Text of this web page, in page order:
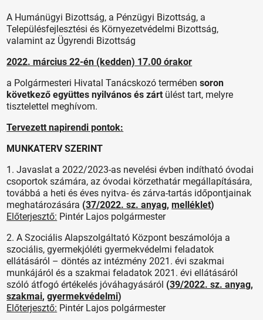
A Humánügyi Bizottság, a Pénzügyi Bizottság, a
Településfejlesztési és Környezetvédelmi Bizottság,
valamint az Ügyrendi Bizottság
2022. március 22-én (kedden) 17.00 órakor
a Polgármesteri Hivatal Tanácskozó termébensoron
következő együttes nyilvános és zárt ülést tart, melyre
tisztelettel meghívom.
Tervezett napirendi pontok:
MUNKATERV SZERINT
1. Javaslat a 2022/2023-as nevelési évben indítható óvodai
csoportok számára, az óvodai körzethatár megállapítására,
továbbá a heti és éves nyitva- és zárva-tartás időpontjainak
meghatározására (37/2022. sz. anyag,melléklet)
Előterjesztő: Pintér Lajos polgármester
2. A Szociális Alapszolgáltató Központ beszámolója a
szociális, gyermekjóléti gyermekvédelmi feladatok
ellátásáról – döntés az intézmény 2021. évi szakmai
munkájáról és a szakmai feladatok 2021. évi ellátásáról
szóló átfogó értékelés jóváhagyásáról (39/2022. sz. anyag,
szakmai,gyermekvédelmi)
Előterjesztő: Pintér Lajos polgármester